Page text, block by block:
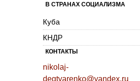
В СТРАНАХ СОЦИАЛИЗМА
Куба
КНДР
КОНТАКТЫ
nikolaj-
degtyarenko@yandex.ru